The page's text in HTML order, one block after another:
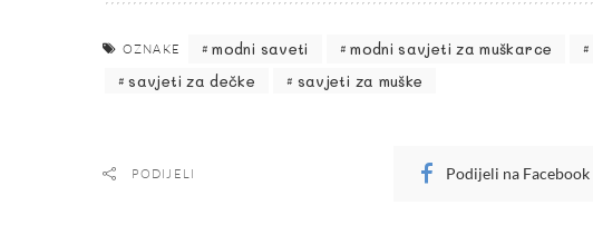
OZNAKE modni saveti modni savjeti za muškarce
savjeti za dečke
savjeti za muške
PODIJELI Podijeli na Facebook